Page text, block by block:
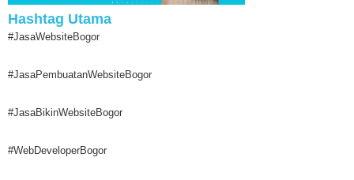
Hashtag Utama
#JasaWebsiteBogor
#JasaPembuatanWebsiteBogor
#JasaBikinWebsiteBogor
#WebDeveloperBogor